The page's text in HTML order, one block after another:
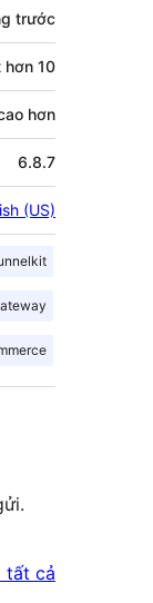
trước
hơn 10
hơn
6.8.7
(US)
tất cả